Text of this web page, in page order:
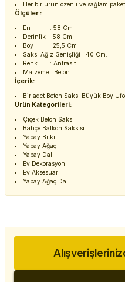
Her bir ürün özenli ve sağlam
Ölçüler :
En : 58 Cm
Derinlik : 58 Cm
Boy : 25,5 Cm
Saksı Ağız Genişliği : 40 Cm.
Renk : Antrasit
Malzeme : Beton
İçerik:
Bir adet Beton Saksı Büyük Boy Ufo
Ürün Kategorileri:
Çiçek Beton Saksı
Bahçe Balkon Saksısı
Yapay Bitki
Yapay Ağaç
Yapay Dal
Ev Dekorasyon
Ev Aksesuar
Yapay Ağaç Dalı